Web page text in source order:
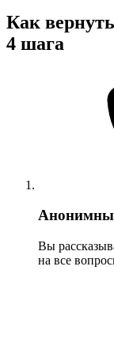
Как
4 шага
Вы
на все